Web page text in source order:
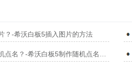
？-希沃白板5插入图片的方法